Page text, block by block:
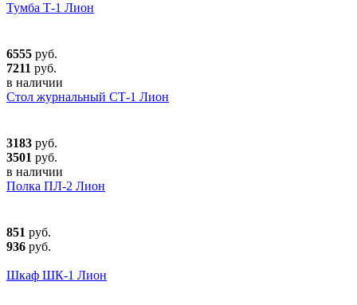
Тумба Т-1 Лион
6555 руб.
7211 руб.
в наличии
Стол журнальный СТ-1 Лион
3183 руб.
3501 руб.
в наличии
Полка ПЛ-2 Лион
851 руб.
936 руб.
Шкаф ШК-1 Лион